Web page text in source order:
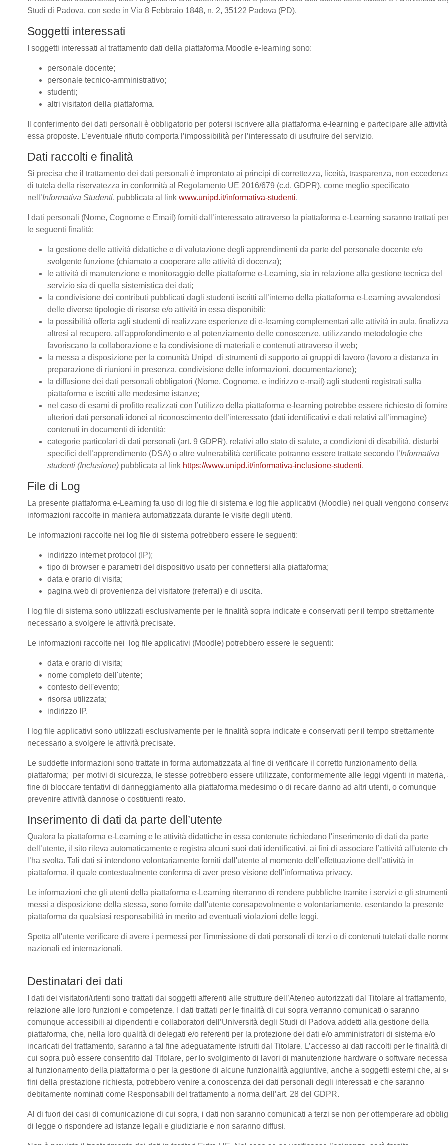
Studi di Padova, con sede in Via 8 Febbraio 1848, n. 2, 35122 Padova (PD).
Soggetti interessati
I soggetti interessati al trattamento dati della piattaforma Moodle e-learning sono:
personale docente;
personale tecnico-amministrativo;
studenti;
altri visitatori della piattaforma.
Il conferimento dei dati personali è obbligatorio per potersi iscrivere alla piattaforma e-learning e partecipare alle
essa proposte. L’eventuale rifiuto comporta l’impossibilità per l’interessato di usufruire del servizio.
Dati raccolti e finalità
Si precisa che il trattamento dei dati personali è improntato ai principi di correttezza, liceità, trasparenza, non
di tutela della riservatezza in conformità al Regolamento UE 2016/679 (c.d. GDPR), come meglio specificato
nell’Informativa Studenti, pubblicata al link www.unipd.it/informativa-studenti.
I dati personali (Nome, Cognome e Email) forniti dall’interessato attraverso la piattaforma e-Learning saranno trattati
le seguenti finalità:
la gestione delle attività didattiche e di valutazione degli apprendimenti da parte del personale docente e/o
svolgente funzione (chiamato a cooperare alle attività di docenza);
le attività di manutenzione e monitoraggio delle piattaforme e-Learning, sia in relazione alla gestione tecnica del
servizio sia di quella sistemistica dei dati;
la condivisione dei contributi pubblicati dagli studenti iscritti all’interno della piattaforma e-Learning avvalendosi
delle diverse tipologie di risorse e/o attività in essa disponibili;
la possibilità offerta agli studenti di realizzare esperienze di e-learning complementari alle attività in aula,
altresì al recupero, all'approfondimento e al potenziamento delle conoscenze, utilizzando metodologie che
favoriscano la collaborazione e la condivisione di materiali e contenuti attraverso il web;
la messa a disposizione per la comunità Unipd di strumenti di supporto ai gruppi di lavoro (lavoro a distanza in
preparazione di riunioni in presenza, condivisione delle informazioni, documentazione);
la diffusione dei dati personali obbligatori (Nome, Cognome, e indirizzo e-mail) agli studenti registrati sulla
piattaforma e iscritti alle medesime istanze;
nel caso di esami di profitto realizzati con l’utilizzo della piattaforma e-learning potrebbe essere richiesto di fornire
ulteriori dati personali idonei al riconoscimento dell’interessato (dati identificativi e dati relativi all’immagine)
contenuti in documenti di identità;
categorie particolari di dati personali (art. 9 GDPR), relativi allo stato di salute, a condizioni di disabilità, disturbi
specifici dell’apprendimento (DSA) o altre vulnerabilità certificate potranno essere trattate secondo l’Informativa
studenti (Inclusione) pubblicata al link https://www.unipd.it/informativa-inclusione-studenti.
File di Log
La presente piattaforma e-Learning fa uso di log file di sistema e log file applicativi (Moodle) nei quali vengono
informazioni raccolte in maniera automatizzata durante le visite degli utenti.
Le informazioni raccolte nei log file di sistema potrebbero essere le seguenti:
indirizzo internet protocol (IP);
tipo di browser e parametri del dispositivo usato per connettersi alla piattaforma;
data e orario di visita;
pagina web di provenienza del visitatore (referral) e di uscita.
I log file di sistema sono utilizzati esclusivamente per le finalità sopra indicate e conservati per il tempo strettamente
necessario a svolgere le attività precisate.
Le informazioni raccolte nei log file applicativi (Moodle) potrebbero essere le seguenti:
data e orario di visita;
nome completo dell'utente;
contesto dell'evento;
risorsa utilizzata;
indirizzo IP.
I log file applicativi sono utilizzati esclusivamente per le finalità sopra indicate e conservati per il tempo strettamente
necessario a svolgere le attività precisate.
Le suddette informazioni sono trattate in forma automatizzata al fine di verificare il corretto funzionamento della
piattaforma; per motivi di sicurezza, le stesse potrebbero essere utilizzate, conformemente alle leggi vigenti in materia,
fine di bloccare tentativi di danneggiamento alla piattaforma medesimo o di recare danno ad altri utenti, o comunque
prevenire attività dannose o costituenti reato.
Inserimento di dati da parte dell’utente
Qualora la piattaforma e-Learning e le attività didattiche in essa contenute richiedano l'inserimento di dati da parte
dell’utente, il sito rileva automaticamente e registra alcuni suoi dati identificativi, ai fini di associare l’attività all'utente
l’ha svolta. Tali dati si intendono volontariamente forniti dall'utente al momento dell’effettuazione dell’attività in
piattaforma, il quale contestualmente conferma di aver preso visione dell'informativa privacy.
Le informazioni che gli utenti della piattaforma e-Learning riterranno di rendere pubbliche tramite i servizi e gli strumenti
messi a disposizione della stessa, sono fornite dall'utente consapevolmente e volontariamente, esentando la presente
piattaforma da qualsiasi responsabilità in merito ad eventuali violazioni delle leggi.
Spetta all'utente verificare di avere i permessi per l'immissione di dati personali di terzi o di contenuti tutelati dalle
nazionali ed internazionali.
Destinatari dei dati
I dati dei visitatori/utenti sono trattati dai soggetti afferenti alle strutture dell’Ateneo autorizzati dal Titolare al
relazione alle loro funzioni e competenze. I dati trattati per le finalità di cui sopra verranno comunicati o saranno
comunque accessibili ai dipendenti e collaboratori dell’Università degli Studi di Padova addetti alla gestione della
piattaforma, che, nella loro qualità di delegati e/o referenti per la protezione dei dati e/o amministratori di sistema e/o
incaricati del trattamento, saranno a tal fine adeguatamente istruiti dal Titolare. L’accesso ai dati raccolti per le finalità di
cui sopra può essere consentito dal Titolare, per lo svolgimento di lavori di manutenzione hardware o software
al funzionamento della piattaforma o per la gestione di alcune funzionalità aggiuntive, anche a soggetti esterni che, ai
fini della prestazione richiesta, potrebbero venire a conoscenza dei dati personali degli interessati e che saranno
debitamente nominati come Responsabili del trattamento a norma dell’art. 28 del GDPR.
Al di fuori dei casi di comunicazione di cui sopra, i dati non saranno comunicati a terzi se non per ottemperare ad
di legge o rispondere ad istanze legali e giudiziarie e non saranno diffusi.